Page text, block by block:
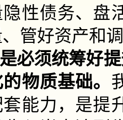
隐性债务、盘
管好资产和
必须统筹好
物质基础。
套能力，是提